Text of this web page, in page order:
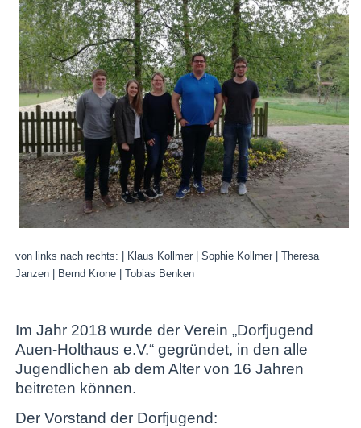
von links nach rechts: | Klaus Kollmer | Sophie Kollmer | Theresa
Janzen | Bernd Krone | Tobias Benken
Im Jahr 2018 wurde der Verein „Dorfjugend
Auen-Holthaus e.V.“ gegründet, in den alle
Jugendlichen ab dem Alter von 16 Jahren
beitreten können.
Der Vorstand der Dorfjugend: